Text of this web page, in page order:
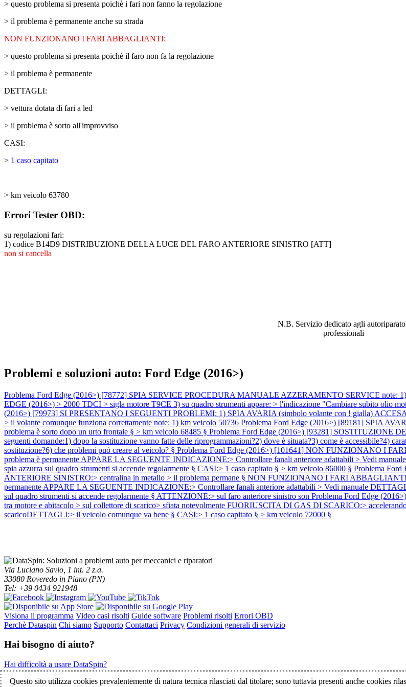
> questo problema si presenta poichè i fari non fanno la regolazione
> il problema è permanente anche su strada
NON FUNZIONANO I FARI ABBAGLIANTI:
> questo problema si presenta poichè il faro non fa la regolazione
> il problema è permanente
DETTAGLI:
> vettura dotata di fari a led
> il problema è sorto all'improvviso
CASI:
> 1 caso capitato
> km veicolo 63780
Errori Tester OBD:
su regolazioni fari:
1) codice B14D9 DISTRIBUZIONE DELLA LUCE DEL FARO ANTERIORE SINISTRO [ATT]
non si cancella
N.B. Servizio dedicato agli
professionali
Problemi e soluzioni auto: Ford Edge (2016>)
Problema Ford Edge (2016>) [78772] SPIA SERVICE PROCEDURA MANUALE AZZERAMENTO SERVICE note: 1)
EDGE (2016>) > 2000 TDCI > sigla motore T9CE 3) su quadro strumenti appare: > l'indicazione "Cambiare subito olio
(2016>) [79973] SI PRESENTANO I SEGUENTI PROBLEMI: 1) SPIA AVARIA (simbolo volante con ! gialla)
> il volante comunque funziona correttamente note: 1) km veicolo 50736 Problema Ford Edge (2016>) [89181] SPIA
problema è sorto dopo un urto frontale § > km veicolo 68485 § Problema Ford Edge (2016>) [93281] SOSTITUZIONE
seguenti domande:1) dopo la sostituzione vanno fatte delle riprogrammazioni?2) dove è situata?3) come è accessibile?4)
sostituzione?6) che problemi può creare al veicolo? § Problema Ford Edge (2016>) [101641] NON FUNZIONANO I
problema è permanente APPARE LA SEGUENTE INDICAZIONE:> Controllare fanali anteriore adattabili > Vedi
spia azzurra sul quadro strumenti si accende regolarmente § CASI:> 1 caso capitato § > km veicolo 86000 § Problema
ANTERIORE SINISTRO:> centralina in metallo > il problema permane § NON FUNZIONANO I FARI
permanente APPARE LA SEGUENTE INDICAZIONE:> Controllare fanali anteriore adattabili > Vedi manuale
sul quadro strumenti si accende regolarmente § ATTENZIONE:> sul faro anteriore sinistro son Problema Ford Edge
tra motore e abitacolo > sul collettore di scarico> sfiata notevolmente FUORIUSCITA DI GAS DI SCARICO:>
scaricoDETTAGLI:> il veicolo comunque va bene § CASI:> 1 caso capitato § > km veicolo 72000 §
Via Luciano Savio, 1 int. 2 z.a.
33080 Roveredo in Piano (PN)
Tel: +39 0434 921948
Visiona il programma Video casi risolti Guide software Problemi risolti Errori OBD
Perchè Dataspin Chi siamo Supporto Contattaci Privacy Condizioni generali di servizio
Hai bisogno di aiuto?
Hai difficoltà a usare DataSpin?
Clicca per la teleassistenza!
Questo sito utilizza cookies prevalentemente di natura tecnica rilasciati dal titolare; sono tuttavia presenti anche cookies